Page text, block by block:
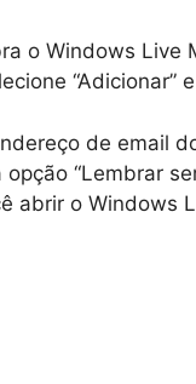
o Windows Live
“Adicionar”
de email
opção “Lembrar
abrir o Windows